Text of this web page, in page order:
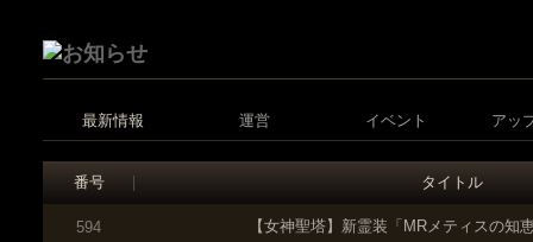
最新情報 運営 イベント アッ
番号 タイトル
594 【女神聖塔】新霊装「MRメティスの知